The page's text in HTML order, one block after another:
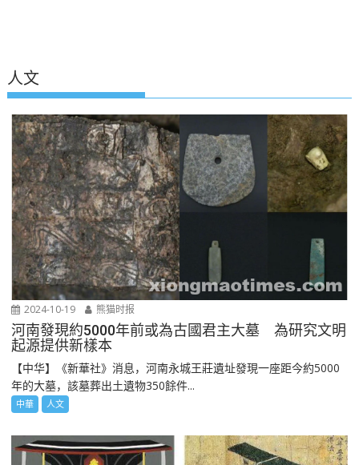
人文
2024-10-19 熊猫时报
河南發現約5000年前或為古國君主大墓 為研究文明
起源提供新樣本
【中华】《新華社》消息，河南永城王莊遺址發現一座距今約5000
年的大墓，該墓葬出土遺物350餘件...
中華 人文